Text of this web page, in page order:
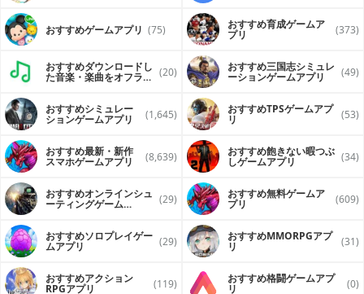
おすすめゲームアプリ (75) おすすめ育成ゲームア
プリ (373)
おすすめダウンロードし
た音楽・楽曲をオフライ (20) おすすめ三国志シミュレ
ーションゲームアプリ (49)
おすすめシミュレー
ションゲームアプリ (1,645) おすすめTPSゲームアプ
リ (53)
おすすめ最新・新作
スマホゲームアプリ (8,639) おすすめ飽きない暇つぶ
しゲームアプリ (34)
おすすめオンラインシュ
ーティングゲーム (29) おすすめ無料ゲームア
プリ (609)
おすすめソロプレイゲー
ムアプリ (29) おすすめ MMORPGアプ
リ (31)
おすすめアクション
RPGアプリ (119) おすすめ格闘ゲームアプ
リ (0)